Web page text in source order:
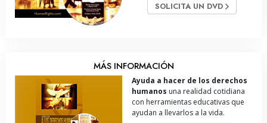
SOLICITA UN DVD
MÁS INFORMACIÓN
Ayuda a hacer de los derechos
humanos una realidad cotidiana
con herramientas educativas que
ayudan a llevarlos a la vida.